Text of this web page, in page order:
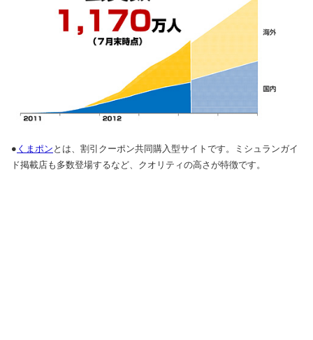
● くまポン とは、割引クーポン共同購入型サイトです。ミシュランガイ
ド掲載店も多数登場するなど、クオリティの高さが特徴です。